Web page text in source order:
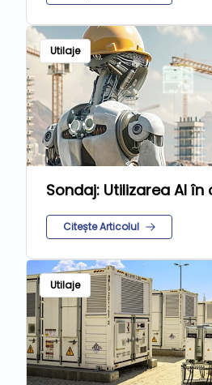
Utilaje
Sondaj: Utilizarea AI
Citește Articolul
Utilaje